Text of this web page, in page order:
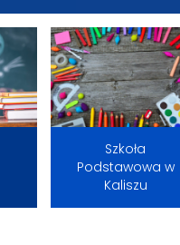
Szkoła
Podstawowa w
Kaliszu